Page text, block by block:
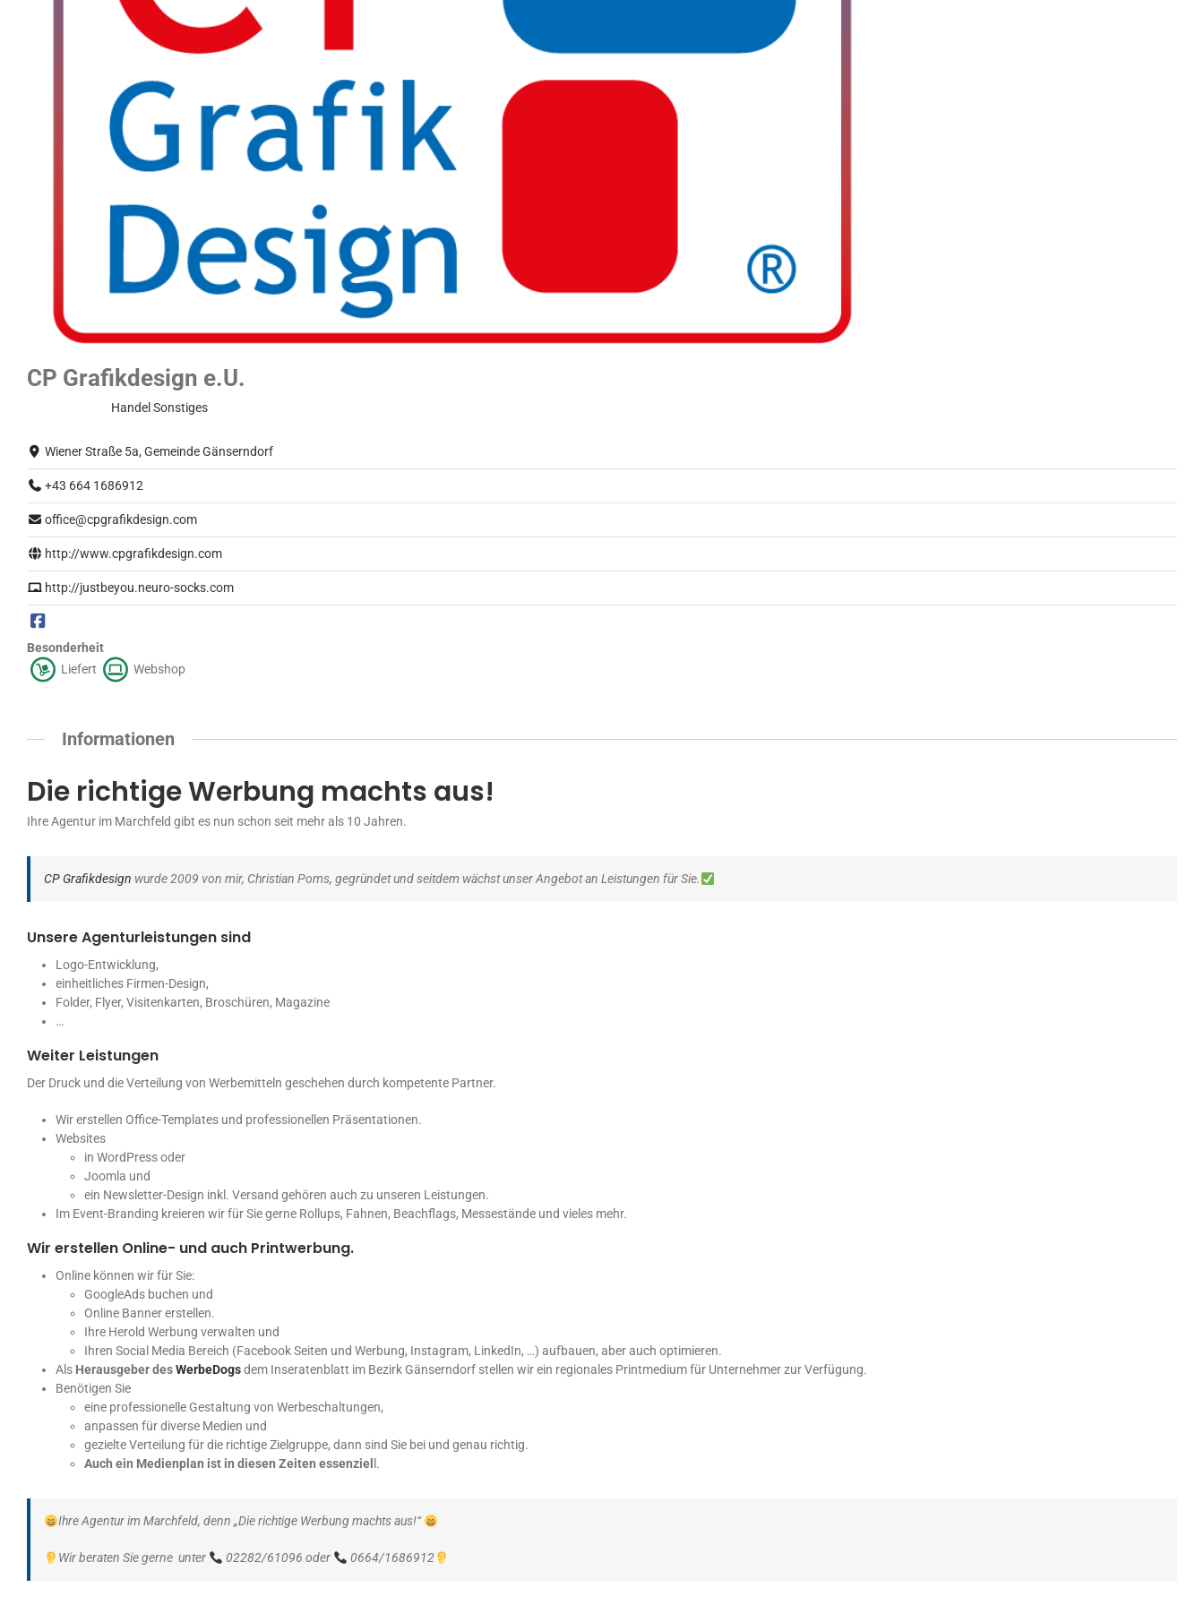
CP Grafikdesign e.U.
Handel Sonstiges
Wiener Straße 5a, Gemeinde Gänserndorf
+43 664 1686912
office@cpgrafikdesign.com
http://www.cpgrafikdesign.com
http://justbeyou.neuro-socks.com
Besonderheit
Liefert
Webshop
Informationen
Die richtige Werbung machts aus!
Ihre Agentur im Marchfeld gibt es nun schon seit mehr als 10 Jahren.
CP Grafikdesign wurde 2009 von mir, Christian Poms, gegründet und seitdem wächst unser Angebot an Leistungen für Sie.
Unsere Agenturleistungen sind
Logo-Entwicklung,
einheitliches Firmen-Design,
Folder, Flyer, Visitenkarten, Broschüren, Magazine
…
Weiter Leistungen
Der Druck und die Verteilung von Werbemitteln geschehen durch kompetente Partner.
Wir erstellen Office-Templates und professionellen Präsentationen.
Websites
in WordPress oder
Joomla und
ein Newsletter-Design inkl. Versand gehören auch zu unseren Leistungen.
Im Event-Branding kreieren wir für Sie gerne Rollups, Fahnen, Beachflags, Messestände und vieles mehr.
Wir erstellen Online- und auch Printwerbung.
Online können wir für Sie:
GoogleAds buchen und
Online Banner erstellen.
Ihre Herold Werbung verwalten und
Ihren Social Media Bereich (Facebook Seiten und Werbung, Instagram, LinkedIn, …) aufbauen, aber auch optimieren.
Als Herausgeber desWerbeDogsdem Inseratenblatt im Bezirk Gänserndorf stellen wir ein regionales Printmedium für Unternehmer zur Verfügung.
Benötigen Sie
eine professionelle Gestaltung von Werbeschaltungen,
anpassen für diverse Medien und
gezielte Verteilung für die richtige Zielgruppe, dann sind Sie bei und genau richtig.
Auch ein Medienplan ist in diesen Zeiten essenziel l.
Ihre Agentur im Marchfeld, denn „Die richtige Werbung machts aus!“
Wir beraten Sie gerne unter 02282/61096 oder 0664/1686912